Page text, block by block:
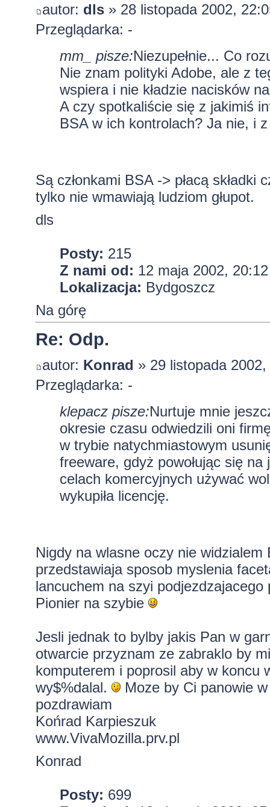
autor: dls» 28 listopada 2002,
Przeglądarka: -
mm_ pisze:Niezupełnie... Co
Nie znam polityki Adobe, ale z
wspiera i nie kładzie nacisków
A czy spotkaliście się z jakimiś
BSA w ich kontrolach? Ja nie, i
Są członkami BSA-> płacą składki
tylko nie wmawiają ludziom głupot.
dls
Posty: 215
Z nami od: 12 maja 2002, 20:12
Lokalizacja: Bydgoszcz
Na górę
Re: Odp.
autor: Konrad » 29 listopada
Przeglądarka: -
klepacz pisze:Nurtuje mnie
okresie czasu odwiedzili oni
w trybie natychmiastowym
freeware, gdyż powołując się
celach komercyjnych używać
wykupiła licencję.
Nigdy na wlasne oczy nie
przedstawiaja sposob myslenia
lancuchem na szyi
Pionier na szybie
Jesli jednak to bylby jakis Pan w
otwarcie przyznam ze zabraklo by
komputerem i poprosil aby w koncu
wy$%dalal.
Moze by Ci panowie
pozdrawiam
Końrad Karpieszuk
www.VivaMozilla.prv.pl
Konrad
Posty: 699